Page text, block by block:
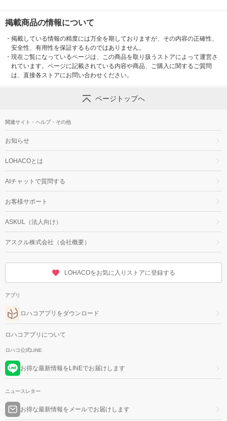
掲載商品の情報について
・ 掲載している情報の精度には万全を期しておりますが、その内容の正確性、
安全性、有用性を保証するものではありません。
・ 現在ご覧になっているページは、この商品を取り扱うストアによって運営さ
れています。ページに記載されている内容や商品、ご購入に関するご質問
は、直接各ストアにお問い合わせください。
ページトップへ
関連サイト・ヘルプ・その他
お知らせ
LOHACOとは
AIチャットで質問する
お客様サポート
ASKUL（法人向け）
アスクル株式会社（会社概要）
LOHACOをお気に入りストアに登録する
アプリ
ロハコアプリをダウンロード
ロハコアプリについて
ロハコ公式LINE
お得な最新情報をLINEでお届けします
ニュースレター
お得な最新情報をメールでお届けします